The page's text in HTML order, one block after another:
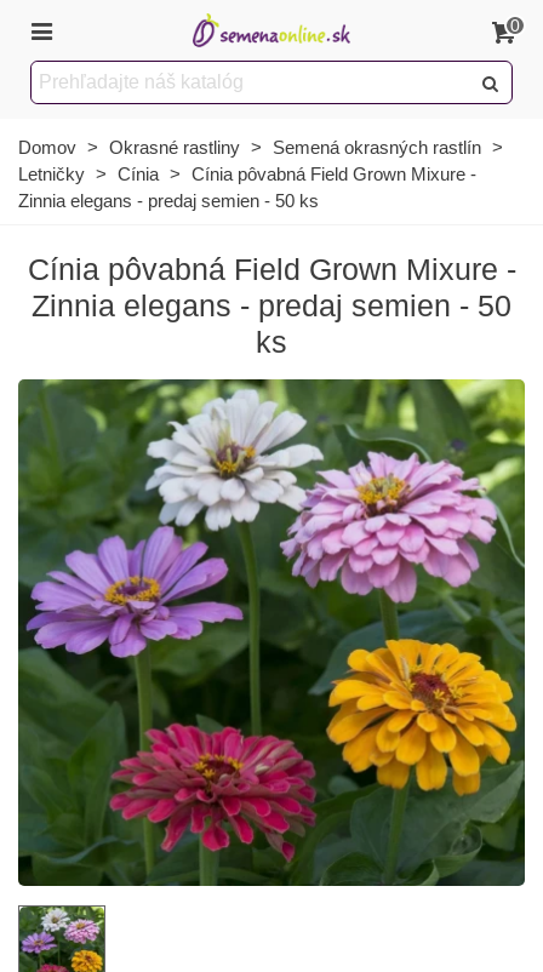
0
Domov > Okrasné rastliny > Semená okrasných rastlín >
Letničky > Cínia > Cínia pôvabná Field Grown Mixure -
Zinnia elegans - predaj semien - 50 ks
Cínia pôvabná Field Grown Mixure -
Zinnia elegans - predaj semien - 50
ks